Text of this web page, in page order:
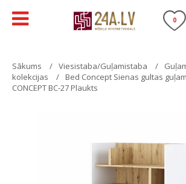
0
Sākums Viesistaba/Guļamistaba
kolekcijas
Bed Concept Sienas gultas
CONCEPT BC-27 Plaukts